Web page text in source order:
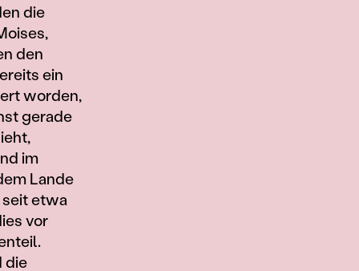
die
den
ein
worden,
gerade
im
Lande
etwa
vor
die